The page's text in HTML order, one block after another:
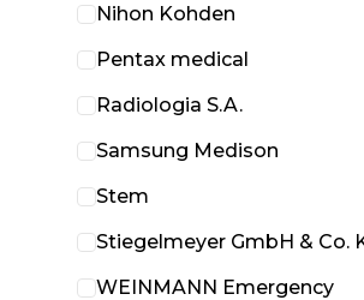
Nihon Kohden
Pentax medical
Radiologia S.A.
Samsung Medison
Stem
Stiegelmeyer GmbH & Co.
WEINMANN Emergency